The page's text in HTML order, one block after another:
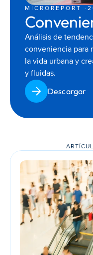
MICROREPORT ·
Análisis de
conveniencia para
la vida urbana y
y fluidas.
Descargar